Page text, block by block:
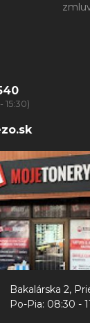
15:30)
Bakalárska 2,
Po-Pia: 08:30 -